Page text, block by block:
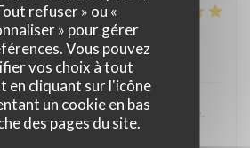
refuser » ou «
» pour gérer
Vous pouvez
vos choix à tout
en cliquant sur l'icône
un cookie en bas
des pages du site.
3
:5 /5 Cuisine:4/5 Qualité / Prix
avec son atmosphère authentique.
déjeuner (moule, carbonade,